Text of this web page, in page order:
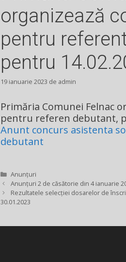
organizează
pentru
pentru
19 ianuarie 2023 de admin
Primăria Comunei Felnac
pentru referen debutant,
Anunt concurs asistenta
debutant
Categorii
Anunțuri
Anunțuri 2 de căsătorie din 4 ianuarie
Rezultatele selecției dosarelor de
30.01.2023